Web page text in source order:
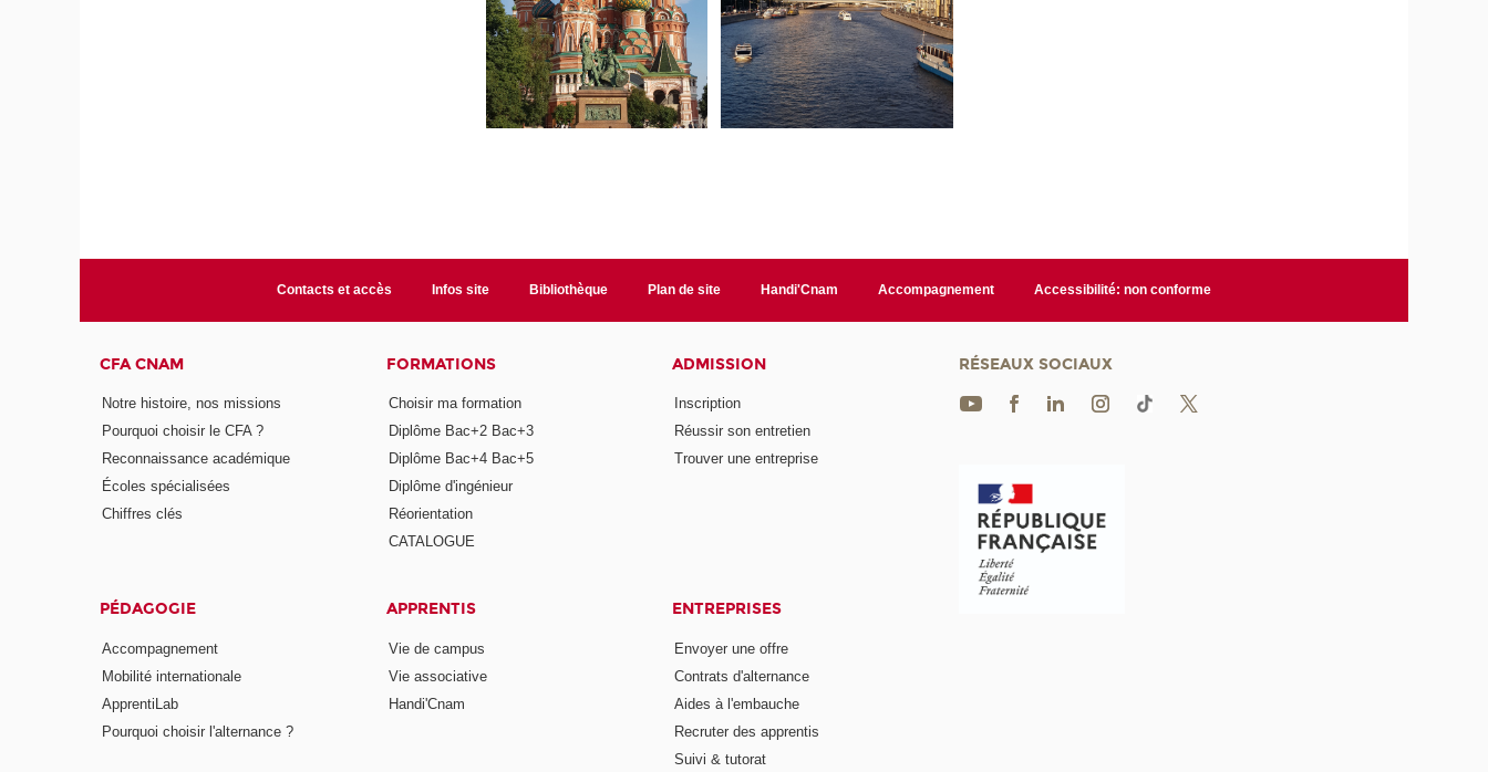
Contacts et accès Infos site Bibliothèque Plan de site Handi'Cnam Accompagnement Accessibilité: non conforme
CFA CNAM
Notre histoire, nos missions
Pourquoi choisir le CFA ?
Reconnaissance académique
Écoles spécialisées
Chiffres clés
FORMATIONS
Choisir ma formation
Diplôme Bac+2 Bac+3
Diplôme Bac+4 Bac+5
Diplôme d'ingénieur
Réorientation
CATALOGUE
ADMISSION
Inscription
Réussir son entretien
Trouver une entreprise
PÉDAGOGIE
Accompagnement
Mobilité internationale
ApprentiLab
Pourquoi choisir l'alternance ?
APPRENTIS
Vie de campus
Vie associative
Handi'Cnam
ENTREPRISES
Envoyer une offre
Contrats d'alternance
Aides à l'embauche
Recruter des apprentis
Suivi & tutorat
RÉSEAUX SOCIAUX